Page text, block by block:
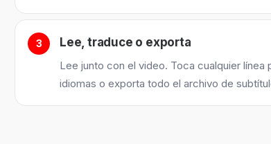
Lee, traduce o exporta
Lee junto con el video. Toca cualquier línea
idiomas o exporta todo el archivo de